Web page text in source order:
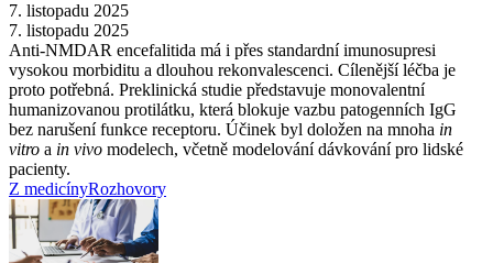
7. listopadu 2025
7. listopadu 2025
Anti-NMDAR encefalitida má i přes standardní imunosupresi
vysokou morbiditu a dlouhou rekonvalescenci. Cílenější léčba je
proto potřebná. Preklinická studie představuje monovalentní
humanizovanou protilátku, která blokuje vazbu patogenních IgG
bez narušení funkce receptoru. Účinek byl doložen na mnoha in
vitro a in vivo modelech, včetně modelování dávkování pro lidské
pacienty.
Z medicínyRozhovory